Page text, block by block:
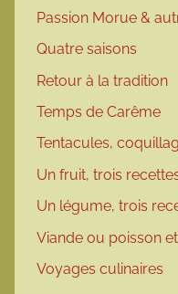
Passion Morue &
Quatre saisons
Retour à la tradition
Temps de Carême
Tentacules,
Un fruit, trois
Un légume, trois
Viande ou poisson
Voyages culinaires